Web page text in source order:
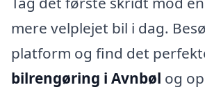
mere velplejet bil i dag.
platform og find det
bilrengøring i Avnbøl og